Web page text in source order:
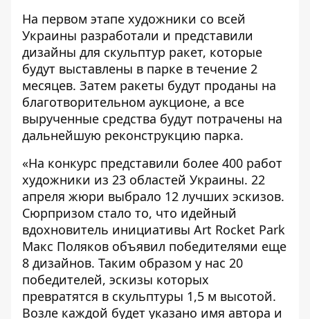
На первом этапе художники со всей
Украины разработали и представили
дизайны для скульптур ракет, которые
будут выставлены в парке в течение 2
месяцев. Затем ракеты будут проданы на
благотворительном аукционе, а все
вырученные средства будут потрачены на
дальнейшую реконструкцию парка.
«На конкурс представили более 400 работ
художники из 23 областей Украины. 22
апреля жюри выбрало 12 лучших эскизов.
Сюрпризом стало то, что идейный
вдохновитель инициативы Art Rocket Park
Макс Поляков объявил победителями еще
8 дизайнов. Таким образом у нас 20
победителей, эскизы которых
превратятся в скульптуры 1,5 м высотой.
Возле каждой будет указано имя автора и